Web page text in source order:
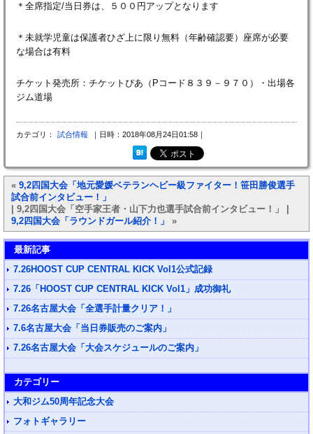
＊全席指定/当日券は、５００円アップとなります
＊未就学児童は保護者ひざ上に限り無料（年齢確認要）座席が必要
な場合は有料
チケット発売所：チケットぴあ（Pコード８３９－９７０）・出場各
ジム道場
カテゴリ： 試合情報 ｜日時：2018年08月24日01:58｜
« 9,2四国大会「地元愛媛ベテランヘビー級ファイター！笹田勝俊選手
試合前インタビュー！」
| 9,2四国大会「空手家王者・山下力也選手試合前インタビュー！」 |
9,2四国大会「ラウンドガール紹介！」
»
最新記事
7.26HOOST CUP CENTRAL KICK Vol1公式記録
7.26「HOOST CUP CENTRAL KICK Vol1」成功御礼
7.26名古屋大会「全選手計量クリア！」
7.6名古屋大会「当日券販売のご案内」
7.26名古屋大会「大会スケジュールのご案内」
カテゴリー
大和ジム50周年記念大会
フォトギャラリー